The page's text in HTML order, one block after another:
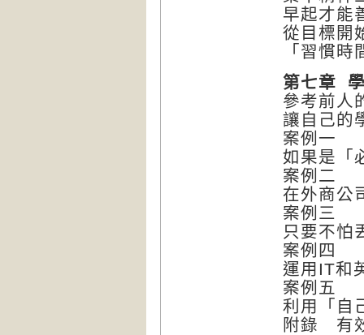
早起才能
從目標開
「習慣
第七章
參考前人
讓自己的
案例一
如果是「
案例二
在外商公
案例三
只要不怕
案例四
運用IT和
案例五
利用「自
附錄 有